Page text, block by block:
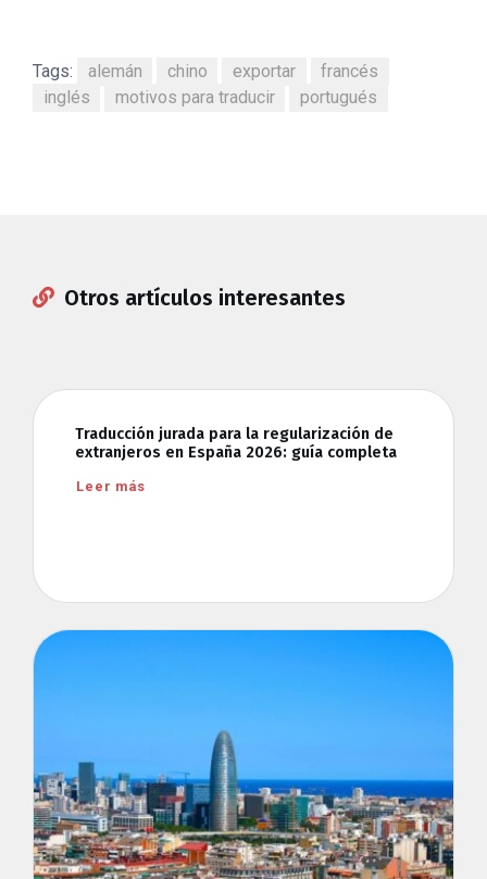
Tags: alemán chino exportar
francés
inglés
motivos para traducir portugués
Otros artículos interesantes
Traducción jurada para la regularización de
extranjeros en España 2026: guía completa
Leer más